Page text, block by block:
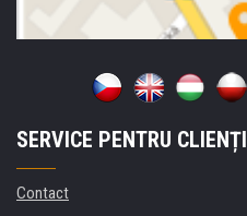
SERVICE PENTRU CLIENȚI
Contact